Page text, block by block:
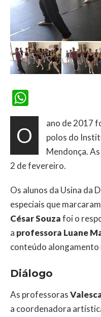
O
ano de 2017
polos do
Mendonça.
2 de fevereiro.
Os alunos da Usina da
especiais que
César Souzafoi o
a professora Luane
conteúdo alongamento
Diálogo
As professoras
a coordenadora